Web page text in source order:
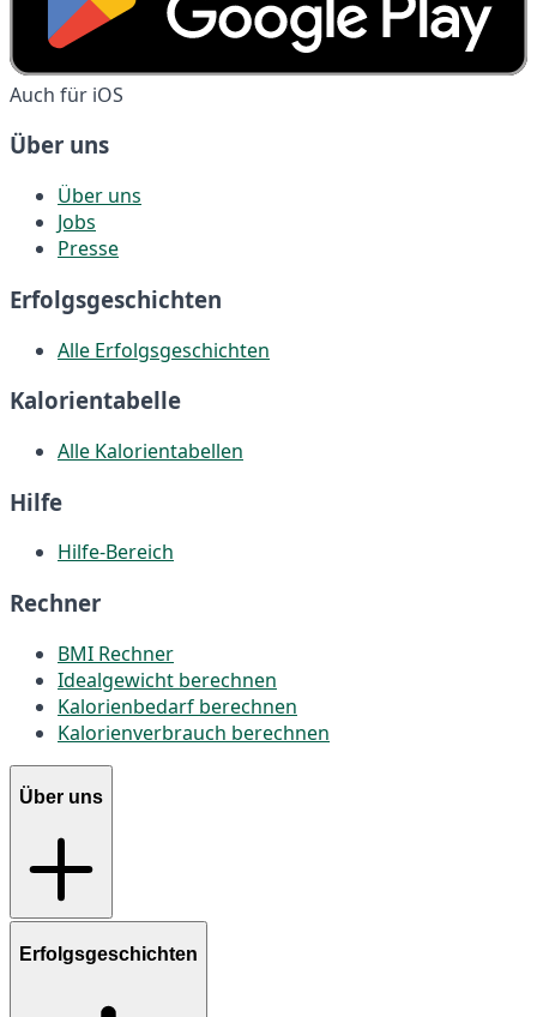
Auch für iOS
Über uns
Über uns
Jobs
Presse
Erfolgsgeschichten
Alle Erfolgsgeschichten
Kalorientabelle
Alle Kalorientabellen
Hilfe
Hilfe-Bereich
Rechner
BMI Rechner
Idealgewicht berechnen
Kalorienbedarf berechnen
Kalorienverbrauch berechnen
Über uns
Erfolgsgeschichten